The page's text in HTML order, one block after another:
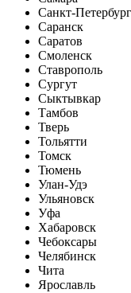
Санкт-Петербург
Саранск
Саратов
Смоленск
Ставрополь
Сургут
Сыктывкар
Тамбов
Тверь
Тольятти
Томск
Тюмень
Улан-Удэ
Ульяновск
Уфа
Хабаровск
Чебоксары
Челябинск
Чита
Ярославль